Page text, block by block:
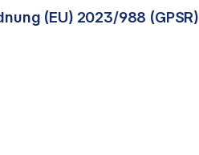
(EU) 2023/988 (GPSR)